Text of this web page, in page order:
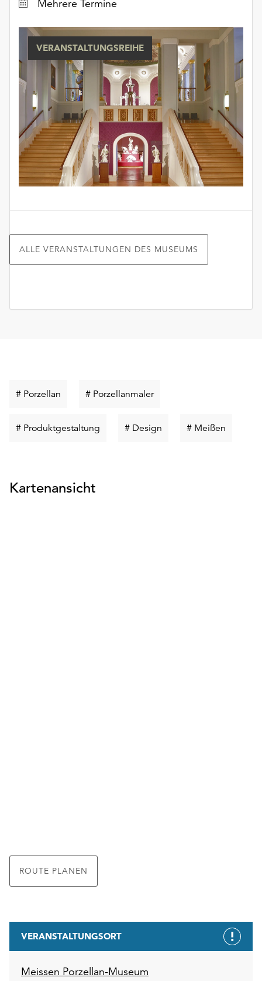
Mehrere Termine
VERANSTALTUNGSREIHE
ALLE VERANSTALTUNGEN DES MUSEUMS
# Porzellan Schlüsselwort
# PorzellanmalerSchlüsselwort
# Produktgestaltung Schlüsselwort
# Design Schlüsselwort
# Meißen
Kartenansicht
ROUTE PLANEN
VERANSTALTUNGSORT
Meissen Porzellan-Museum